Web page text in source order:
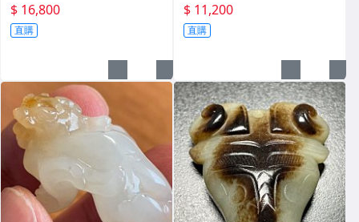
$ 16,800
直購
$ 11,200
直購